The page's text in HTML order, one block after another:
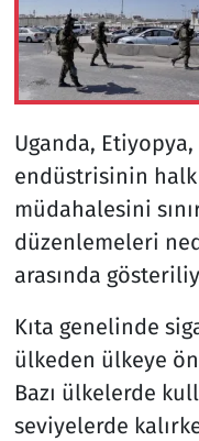
Uganda,
endüstrisinin halk
müdahalesini
düzenlemeleri
arasında
Kıta genelinde
ülkeden ülkeye
Bazı ülkelerde
seviyelerde